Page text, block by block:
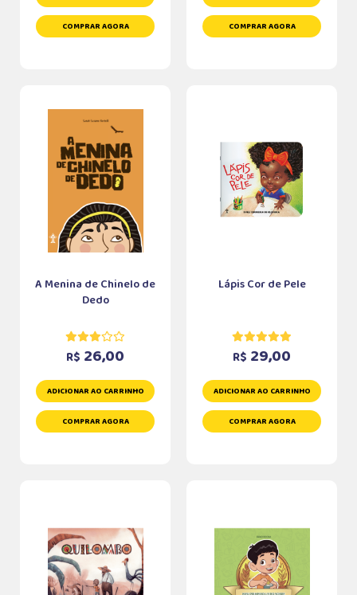
COMPRAR AGORA COMPRAR AGORA
A Menina de Chinelo de
Dedo
R$ 26,00
ADICIONAR AO CARRINHO
COMPRAR AGORA
Lápis Cor de Pele
R$ 29,00
ADICIONAR AO CARRINHO
COMPRAR AGORA